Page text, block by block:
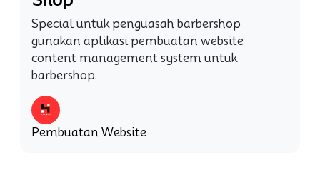
Special untuk penguasah barbershop
gunakan aplikasi pembuatan website
content management system untuk
barbershop.
Pembuatan Website